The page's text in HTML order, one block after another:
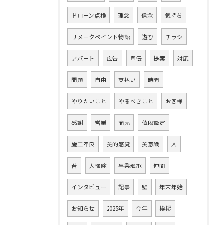
ドローン点検 理念 信念 気持ち
リメークペイント物語 遊び チラシ
アパート 広告 宣伝 提案 対応
問題 自由 支払い 時間
やりたいこと やるべきこと お客様
感謝 営業 商売 値段設定
施工不良 美的感覚 美意識 人
苔 大掃除 事業継承 仲間
インタビュー 記事 壁 年末年始
お知らせ 2025年 今年 挨拶